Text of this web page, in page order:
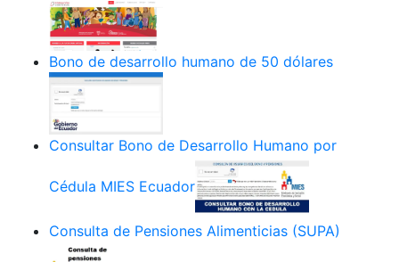
Bono de desarrollo humano de 50 dólares
Consultar Bono de Desarrollo Humano por
Cédula MIES Ecuador
Consulta de Pensiones Alimenticias (SUPA)